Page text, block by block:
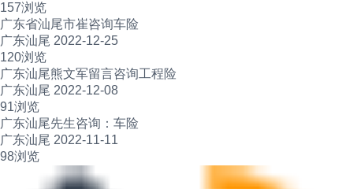
157浏览
广东省汕尾市崔咨询车险
广东汕尾 2022-12-25
120浏览
广东汕尾熊文军留言咨询工程险
广东汕尾 2022-12-08
91浏览
广东汕尾先生咨询：车险
广东汕尾 2022-11-11
98浏览